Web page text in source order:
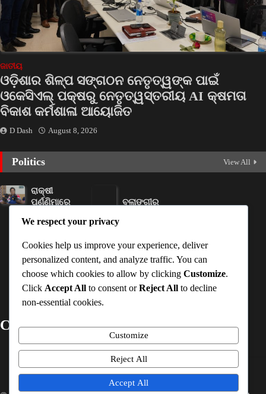
ଜାତୀୟ
ଓଡ଼ିଶାର ଶିଳ୍ପ ସଙ୍ଗଠନ ନେତୃତ୍ୱଙ୍କ ପାଇଁ
ଓକେସିଏଲ୍ ପକ୍ଷରୁ ନେତୃତ୍ୱସ୍ତରୀୟ AI କ୍ଷମତା
ବିକାଶ କର୍ମଶାଳା ଆୟୋଜିତ
D Dash August 8, 2026
Politics View All
ରାକ୍ଷୀ
ପୂର୍ଣ୍ଣିମାରେ
ସୁଭଦ୍ରା
ବଲାଙ୍ଗୀର
Ankita
Sahoo
August
7, 2026
Contact Details
Mobile No:-+91-7978163782
Email ID:-timesinterview@gmail.com
We respect your privacy
Cookies help us improve your experience, deliver
personalized content, and analyze traffic. You can
choose which cookies to allow by clicking Customize.
Click Accept All to consent orReject All to decline
non-essential cookies.
Customize
Reject All
Accept All